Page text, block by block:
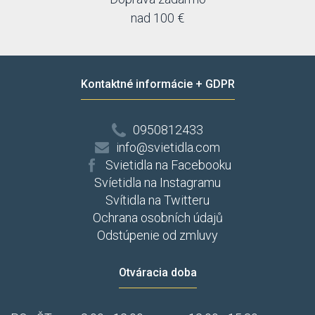
nad 100 €
Kontaktné informácie + GDPR
0950812433
info@svietidla.com
Svietidla na Facebooku
Svíetidla na Instagramu
Svítidla na Twitteru
Ochrana osobních údajů
Odstúpenie od zmluvy
Otváracia doba